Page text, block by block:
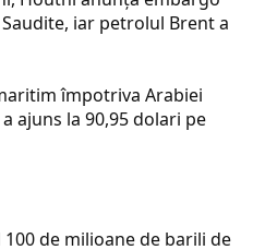
împotriva Arabiei
ajuns la 90,95 dolari pe
de milioane de barili de